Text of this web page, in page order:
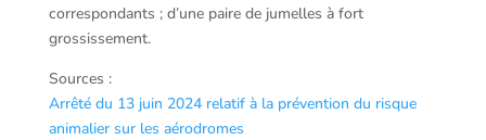
correspondants ; d’une paire de jumelles à fort
grossissement.
Sources :
Arrêté du 13 juin 2024 relatif à la prévention du risque
animalier sur les aérodromes